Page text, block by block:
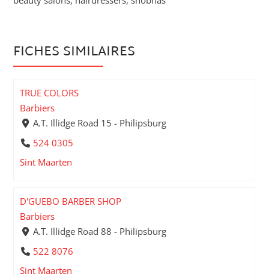
FICHES SIMILAIRES
TRUE COLORS
Barbiers
A.T. Illidge Road 15 - Philipsburg
524 0305
Sint Maarten
D'GUEBO BARBER SHOP
Barbiers
A.T. Illidge Road 88 - Philipsburg
522 8076
Sint Maarten